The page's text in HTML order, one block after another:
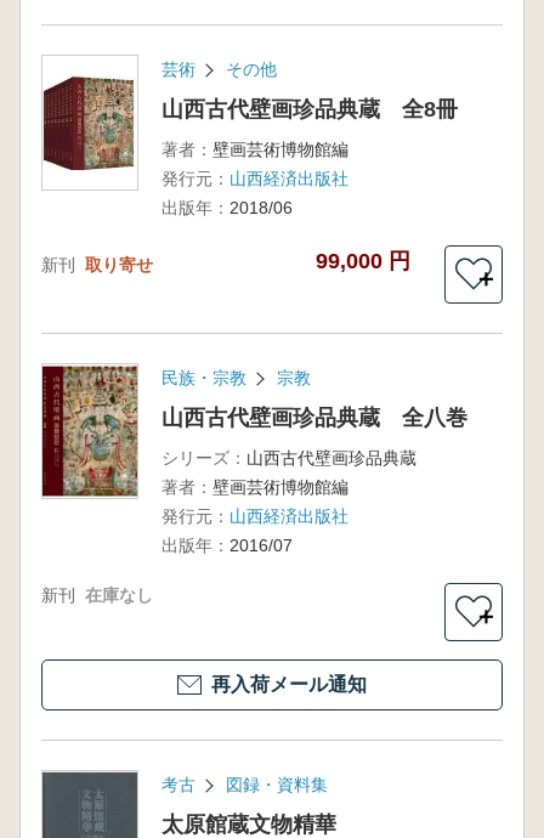
芸術 その他
山西古代壁画珍品典蔵 全8冊
著者： 壁画芸術博物館編
発行元： 山西経済出版社
出版年： 2018/06
新刊 取り寄せ 99,000 円
＋
民族・宗教 宗教
山西古代壁画珍品典蔵 全八巻
シリーズ： 山西古代壁画珍品典蔵
著者： 壁画芸術博物館編
発行元： 山西経済出版社
出版年： 2016/07
新刊 在庫なし
＋
再入荷メール通知
考古 図録・資料集
太原館蔵文物精華